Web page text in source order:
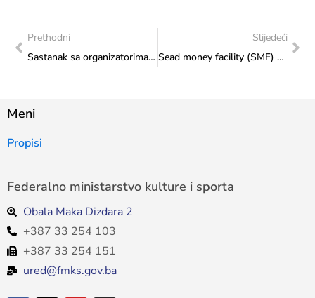
Prethodni
Sastanak sa organizatorima Festivala sevdalinke iz Tuzle
Slijedeći
Sead money facility (SMF) poziv za financiranje u okviru programa Strategija Evropske unije za Dunavsku regiju (EUSDR)
Meni
Propisi
Federalno ministarstvo kulture i sporta
Obala Maka Dizdara 2
+387 33 254 103
+387 33 254 151
ured@fmks.gov.ba